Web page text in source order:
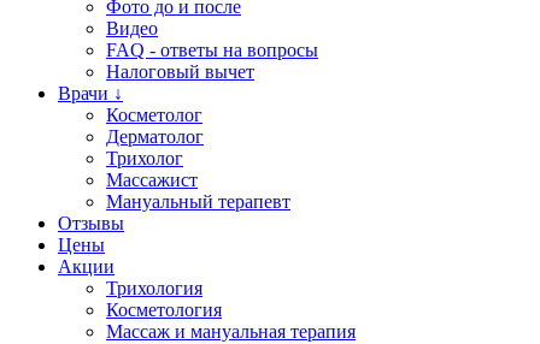
Фото до и после
Видео
FAQ - ответы на вопросы
Налоговый вычет
Врачи ↓
Косметолог
Дерматолог
Трихолог
Массажист
Мануальный терапевт
Отзывы
Цены
Акции
Трихология
Косметология
Массаж и мануальная терапия